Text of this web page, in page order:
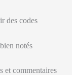
des codes
notés
et commentaires